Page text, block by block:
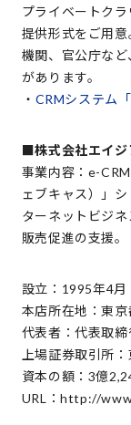
プライベートク
提供形式をご用
機関、官公庁な
があります。
・ CRMシステム
■株式会社エイジ
事業内容：e-
ェブキャス）」
ターネットビジ
販売促進の支援。
設立：1995年4月
本店所在地：東
代表者：代表取
上場証券取引所
資本の額：3億
URL：http://